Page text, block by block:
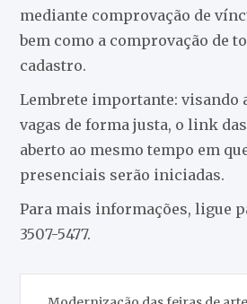
mediante comprovação de
bem como a comprovação de
cadastro.
Lembrete importante: visando
vagas de forma justa, o link
aberto ao mesmo tempo em
presenciais serão iniciadas.
Para mais informações, ligue
3507-5477.